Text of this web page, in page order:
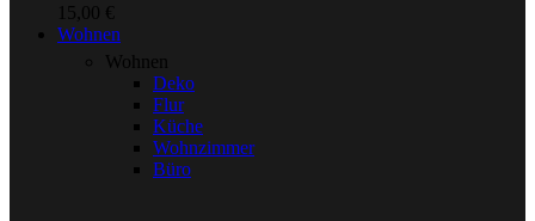
15,00 €
Wohnen
Wohnen
Deko
Flur
Küche
Wohnzimmer
Büro